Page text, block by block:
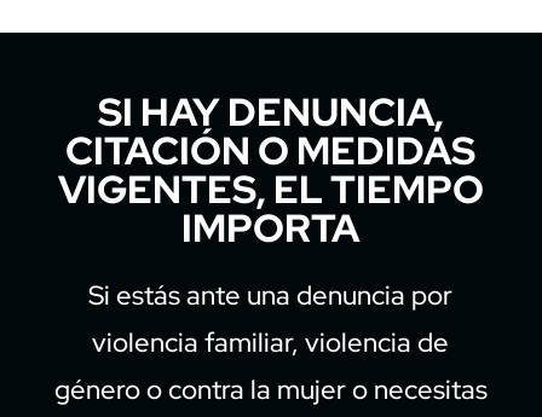
SI HAY DENUNCIA,
CITACIÓN O MEDIDAS
VIGENTES, EL TIEMPO
IMPORTA
Si estás ante una denuncia por
violencia familiar, violencia de
género o contra la mujer o necesitas